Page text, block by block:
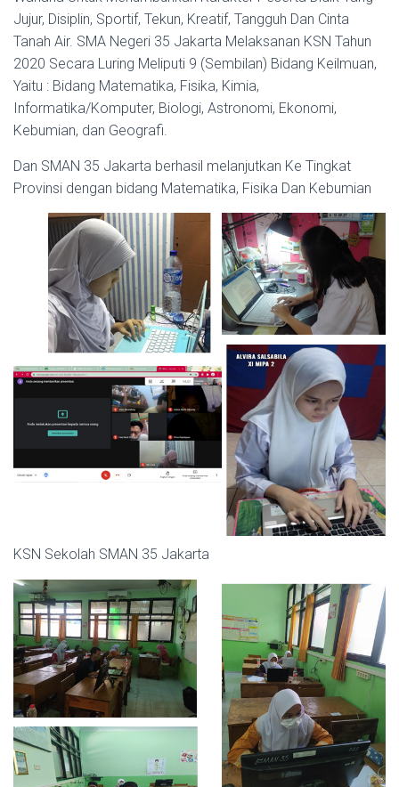
Jujur, Disiplin, Sportif, Tekun, Kreatif, Tangguh Dan Cinta
Tanah Air. SMA Negeri 35 Jakarta Melaksanan KSN Tahun
2020 Secara Luring Meliputi 9 (Sembilan) Bidang Keilmuan,
Yaitu : Bidang Matematika, Fisika, Kimia,
Informatika/Komputer, Biologi, Astronomi, Ekonomi,
Kebumian, dan Geografi.
Dan SMAN 35 Jakarta berhasil melanjutkan Ke Tingkat
Provinsi dengan bidang Matematika, Fisika Dan Kebumian
KSN Sekolah SMAN 35 Jakarta